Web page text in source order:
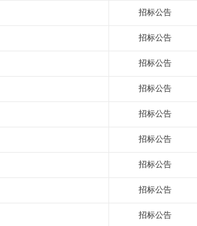
招标公告
招标公告
招标公告
招标公告
招标公告
招标公告
招标公告
招标公告
招标公告